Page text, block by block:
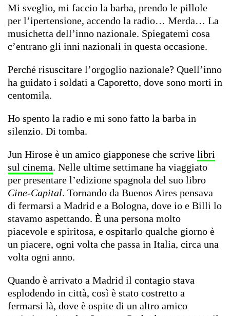
Mi sveglio, mi faccio la barba, prendo le pillole
per l’ipertensione, accendo la radio… Merda… La
musichetta dell’inno nazionale. Spiegatemi cosa
c’entrano gli inni nazionali in questa occasione.
Perché risuscitare l’orgoglio nazionale? Quell’inno
ha guidato i soldati a Caporetto, dove sono morti in
centomila.
Ho spento la radio e mi sono fatto la barba in
silenzio. Di tomba.
Jun Hirose è un amico giapponese che scrive libri
sul cinema. Nelle ultime settimane ha viaggiato
per presentare l’edizione spagnola del suo libro
Cine-Capital. Tornando da Buenos Aires pensava
di fermarsi a Madrid e a Bologna, dove io e Billi lo
stavamo aspettando. È una persona molto
piacevole e spiritosa, e ospitarlo qualche giorno è
un piacere, ogni volta che passa in Italia, circa una
volta ogni anno.
Quando è arrivato a Madrid il contagio stava
esplodendo in città, così è stato costretto a
fermarsi là, dove è ospite di un altro amico